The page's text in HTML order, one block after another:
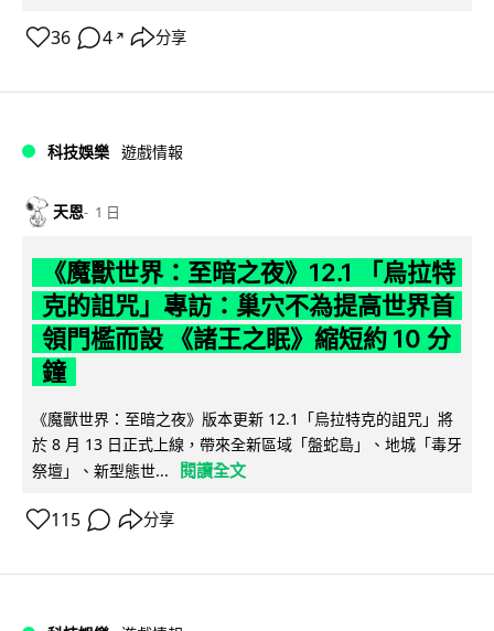
36 4 ↗ 分享
科技娛樂 遊戲情報
天恩 1 日
《魔獸世界：至暗之夜》12.1 「烏拉特
克的詛咒」專訪：巢穴不為提高世界首
領門檻而設 《諸王之眠》縮短約 10 分
鐘
《魔獸世界：至暗之夜》版本更新 12.1「烏拉特克的詛咒」將
於 8 月 13 日正式上線，帶來全新區域「盤蛇島」、地城「毒牙
祭壇」、新型態世...
閱讀全文
115 分享